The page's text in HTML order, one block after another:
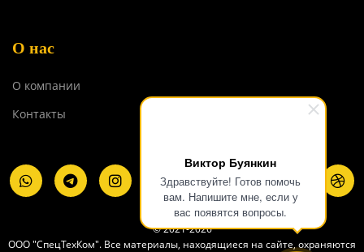
Виктор Буянкин
Здравствуйте! Готов помочь
вам. Напишите мне, если у
вас появятся вопросы.
О нас
О компании
Контакты
© 2021-2026
ООО "СпецТехКом". Все материалы, находящиеся на сайте, охраняются